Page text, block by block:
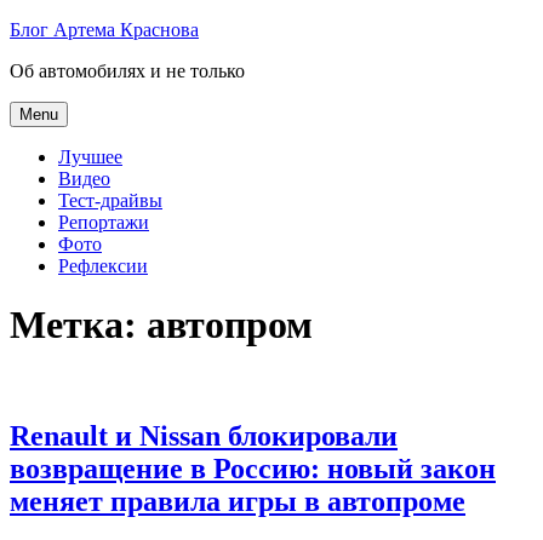
Skip
content
Блог Артема Краснова
Об автомобилях и не только
Menu
Лучшее
Видео
Тест-драйвы
Репортажи
Фото
Рефлексии
Метка: автопром
Renault и Nissan блокировали
возвращение в Россию: новый закон
меняет правила игры в автопроме